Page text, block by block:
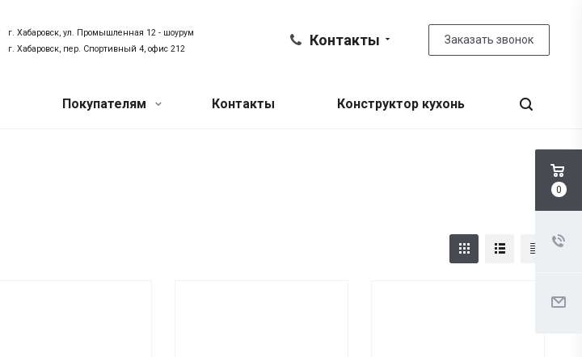
Контакты Заказать звонок
г. Хабаровск, ул. Промышленная 12 - шоурум
г. Хабаровск, пер. Спортивный 4, офис 212
Покупателям Контакты Конструктор кухонь
0